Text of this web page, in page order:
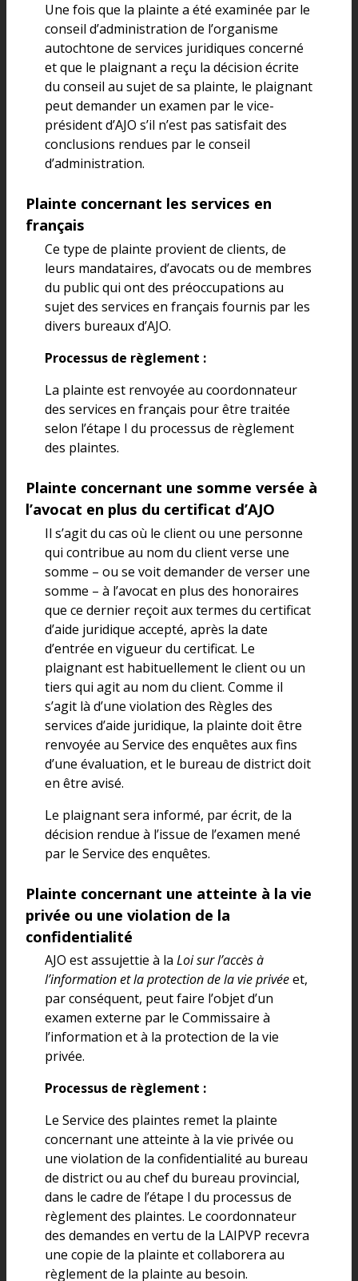
Une fois que la plainte a été examinée par le
conseil d’administration de l’organisme
autochtone de services juridiques concerné
et que le plaignant a reçu la décision écrite
du conseil au sujet de sa plainte, le plaignant
peut demander un examen par le vice-
président d’AJO s’il n’est pas satisfait des
conclusions rendues par le conseil
d’administration.
Plainte concernant les services en
français
Ce type de plainte provient de clients, de
leurs mandataires, d’avocats ou de membres
du public qui ont des préoccupations au
sujet des services en français fournis par les
divers bureaux d’AJO.
Processus de règlement :
La plainte est renvoyée au coordonnateur
des services en français pour être traitée
selon l’étape I du processus de règlement
des plaintes.
Plainte concernant une somme versée à
l’avocat en plus du certificat d’AJO
Il s’agit du cas où le client ou une personne
qui contribue au nom du client verse une
somme – ou se voit demander de verser une
somme – à l’avocat en plus des honoraires
que ce dernier reçoit aux termes du certificat
d’aide juridique accepté, après la date
d’entrée en vigueur du certificat. Le
plaignant est habituellement le client ou un
tiers qui agit au nom du client. Comme il
s’agit là d’une violation des Règles des
services d’aide juridique, la plainte doit être
renvoyée au Service des enquêtes aux fins
d’une évaluation, et le bureau de district doit
en être avisé.
Le plaignant sera informé, par écrit, de la
décision rendue à l’issue de l’examen mené
par le Service des enquêtes.
Plainte concernant une atteinte à la vie
privée ou une violation de la
confidentialité
AJO est assujettie à la Loi sur l’accès à
l’information et la protection de la vie privéeet,
par conséquent, peut faire l’objet d’un
examen externe par le Commissaire à
l’information et à la protection de la vie
privée.
Processus de règlement :
Le Service des plaintes remet la plainte
concernant une atteinte à la vie privée ou
une violation de la confidentialité au bureau
de district ou au chef du bureau provincial,
dans le cadre de l’étape I du processus de
règlement des plaintes. Le coordonnateur
des demandes en vertu de la LAIPVP recevra
une copie de la plainte et collaborera au
règlement de la plainte au besoin.